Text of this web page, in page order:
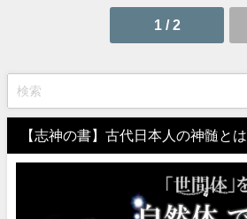
1 / 2
【志神の書】古代日本人の神髄とは